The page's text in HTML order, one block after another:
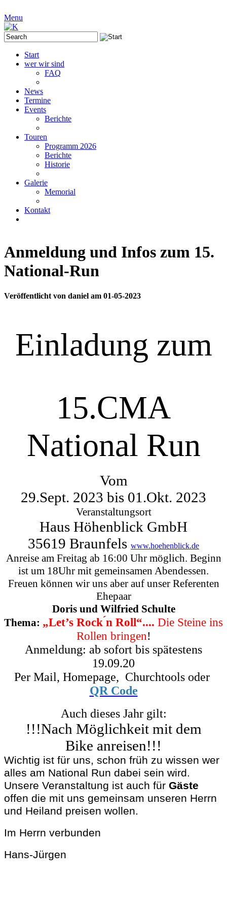
Menu
Start
wer wir sind
FAQ
News
Termine
Events
Berichte
Touren
Programm 2026
Berichte
Historie
Galerie
Memorial
Kontakt
Anmeldung und Infos zum 15.
National-Run
Veröffentlicht von daniel am 01-05-2023
Einladung zum
15.CMA
National Run
Vom
29.Sept. 2023 bis 01.Okt. 2023
Veranstaltungsort
Haus Höhenblick GmbH
35619 Braunfels www.hoehenblick.de
Anreise am Freitag ab 16:00 Uhr möglich. Beginn
ist um 18Uhr mit gemeinsamen Abendessen.
Freuen können wir uns aber auf unser Referenten
Ehepaar
Doris und Wilfried Schulte
Thema: „Let’s Rock ́n Roll“.... Die Steine ins
Rollen bringen!
Anmeldung: ab sofort bis spätestens
19.09.20
Per Mail, Homepage, Churchtools oder
QR Code
Auch dieses Jahr gilt:
!!!Nach Möglichkeit mitdem
Bike anreisen!!!
Wichtig ist für uns, schon früh zu wissen wer
alles am National Run dabei sein wird.
Unsere Veranstaltung ist auch für Gäste
offen die mit uns gemeinsam unseren Herrn
und Heiland preisen wollen.
Im Herrn verbunden
Hans-Jürgen